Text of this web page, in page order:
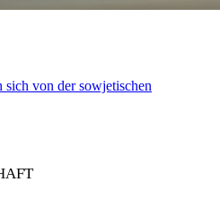
sich von der sowjetischen